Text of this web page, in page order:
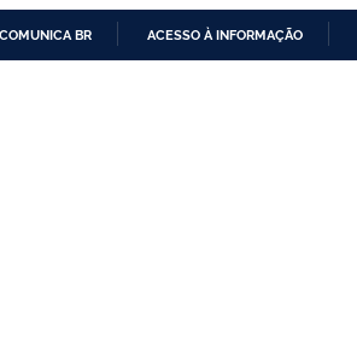
COMUNICA BR ACESSO À INFORMAÇÃO